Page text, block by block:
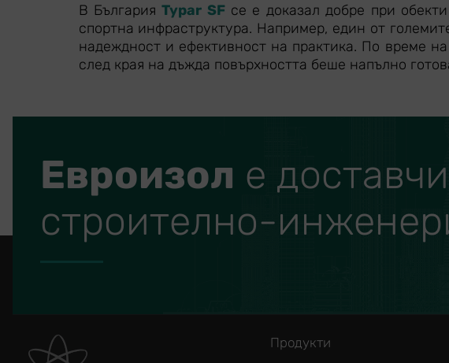
В БългарияTypar SFсе е доказал добре при
спортна инфраструктура. Например, един от
надеждност и ефективност на практика. По време
след края на дъжда повърхността беше напълно
Евроизол е
строително-
Продукти